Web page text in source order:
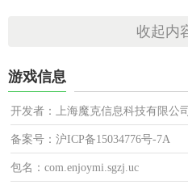
收起内
游戏信息
开发者：上海魔克信息科技有限公司
备案号：沪ICP备15034776号-7A
包名：com.enjoymi.sgzj.uc